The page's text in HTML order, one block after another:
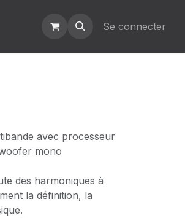
Se connecter
avec processeur
mono
des harmoniques à
la définition, la